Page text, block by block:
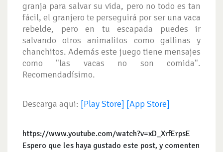
granja para salvar su vida, pero no todo es tan
fácil, el granjero te perseguirá por ser una vaca
rebelde, pero en tu escapada puedes ir
salvando otros animalitos como gallinas y
chanchitos. Además este juego tiene mensajes
como "las vacas no son comida".
Recomendadísimo.
Descarga aqui: [Play Store] [App Store]
https://www.youtube.com/watch?v=xD_XrfErpsE
Espero que les haya gustado este post, y comenten